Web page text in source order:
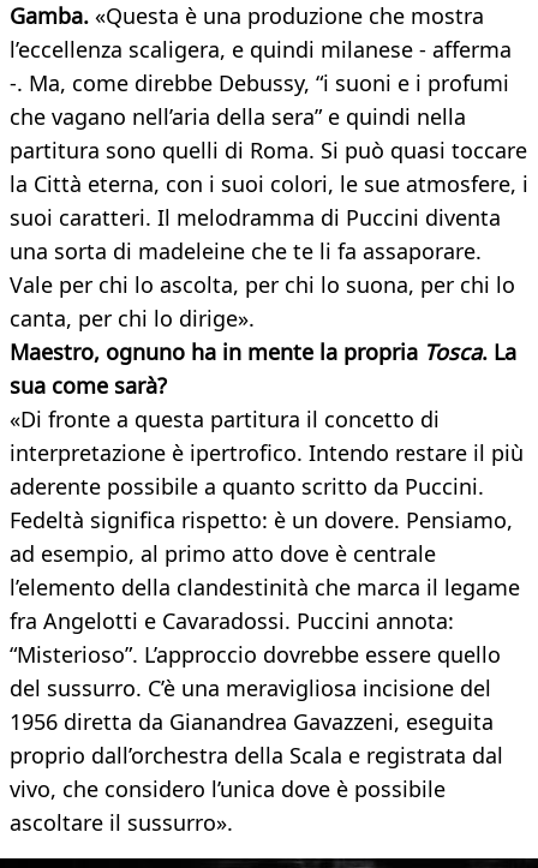
Gamba. «Questa è una produzione che mostra
l’eccellenza scaligera, e quindi milanese - afferma
-. Ma, come direbbe Debussy, “i suoni e i profumi
che vagano nell’aria della sera” e quindi nella
partitura sono quelli di Roma. Si può quasi toccare
la Città eterna, con i suoi colori, le sue atmosfere, i
suoi caratteri. Il melodramma di Puccini diventa
una sorta di madeleine che te li fa assaporare.
Vale per chi lo ascolta, per chi lo suona, per chi lo
canta, per chi lo dirige».
Maestro, ognuno ha in mente la propria Tosca. La
sua come sarà?
«Di fronte a questa partitura il concetto di
interpretazione è ipertrofico. Intendo restare il più
aderente possibile a quanto scritto da Puccini.
Fedeltà significa rispetto: è un dovere. Pensiamo,
ad esempio, al primo atto dove è centrale
l’elemento della clandestinità che marca il legame
fra Angelotti e Cavaradossi. Puccini annota:
“Misterioso”. L’approccio dovrebbe essere quello
del sussurro. C’è una meravigliosa incisione del
1956 diretta da Gianandrea Gavazzeni, eseguita
proprio dall’orchestra della Scala e registrata dal
vivo, che considero l’unica dove è possibile
ascoltare il sussurro».